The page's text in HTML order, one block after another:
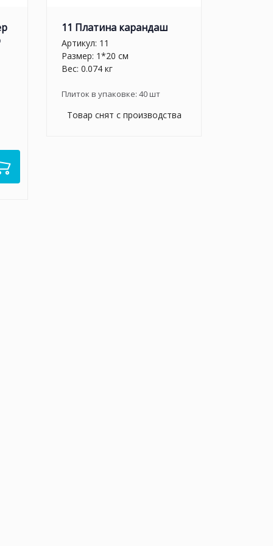
11 Платина карандаш
Артикул: 11
Размер: 1*20 см
Вес: 0.074 кг
Плиток в упаковке: 40шт
Товар снят с производства